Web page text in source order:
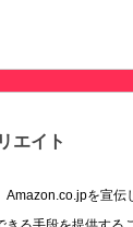
エイト
Amazon.co.jpを宣伝